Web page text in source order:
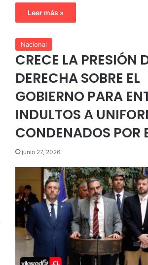
Leer más »
Nacional
CRECE LA PRESIÓN
DERECHA SOBRE EL
GOBIERNO PARA
INDULTOS A
CONDENADOS POR
junio 27, 2026